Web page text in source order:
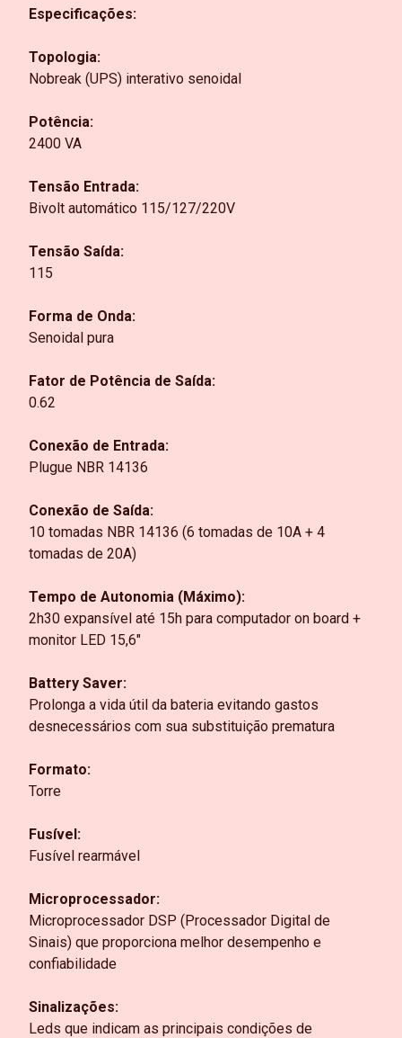
Especificações:
Topologia:
Nobreak (UPS) interativo senoidal
Potência:
2400 VA
Tensão Entrada:
Bivolt automático 115/127/220V
Tensão Saída:
115
Forma de Onda:
Senoidal pura
Fator de Potência de Saída:
0.62
Conexão de Entrada:
Plugue NBR 14136
Conexão de Saída:
10 tomadas NBR 14136 (6 tomadas de 10A + 4
tomadas de 20A)
Tempo de Autonomia (Máximo):
2h30 expansível até 15h para computador on board +
monitor LED 15,6"
Battery Saver:
Prolonga a vida útil da bateria evitando gastos
desnecessários com sua substituição prematura
Formato:
Torre
Fusível:
Fusível rearmável
Microprocessador:
Microprocessador DSP (Processador Digital de
Sinais) que proporciona melhor desempenho e
confiabilidade
Sinalizações:
Leds que indicam as principais condições de